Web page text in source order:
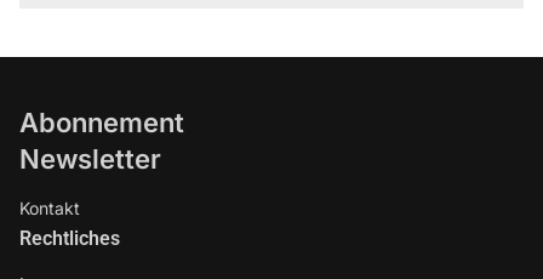
Abonnement
Newsletter
Kontakt
Rechtliches